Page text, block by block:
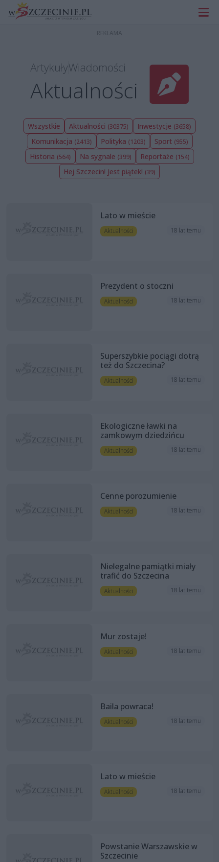
ArtykułyWiadomości
Aktualności
Wszystkie Aktualności (30375) Inwestycje (3658)
Komunikacja (2413) Polityka (1203) Sport (955)
Historia (564) Na sygnale (399) Reportaże (154)
Hej Szczecin! Jest piątek! (39)
Lato w mieście
Aktualności 18 lat temu
Prezydent o stoczni
Aktualności 18 lat temu
Superszybkie pociągi dotrą
też do Szczecina?
Aktualności 18 lat temu
Ekologiczne ławki na
zamkowym dziedzińcu
Aktualności 18 lat temu
Cenne porozumienie
Aktualności 18 lat temu
Nielegalne pamiątki miały
trafić do Szczecina
Aktualności 18 lat temu
Mur zostaje!
Aktualności 18 lat temu
Baila powraca!
Aktualności 18 lat temu
Lato w mieście
Aktualności 18 lat temu
Powstanie Warszawskie w
Szczecinie